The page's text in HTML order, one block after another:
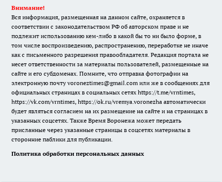
Внимание!
Вся информация, размещенная на данном сайте, охраняется в
соответствии с законодательством РФ об авторском праве и не
подлежит использованию кем-либо в какой бы то ни было форме, в
том числе воспроизведению, распространению, переработке не иначе
как с письменного разрешения правообладателя. Редакция портала не
несет ответственности за материалы пользователей, размещенные на
сайте и его субдоменах. Помните, что отправка фотографии на
электронную почту voroneztimes@gmail.com или же в сообщениях для
официальных страницах в социальных сетях https://t.me/vrntimes,
https://vk.com/vrntimes, https://ok.ru/vremya.voronezha автоматически
будет являться согласием на их размещение на сайте и на страницах в
указанных соцсетях. Также Время Воронежа может передать
присланные через указанные страницы в соцсетях материалы в
сторонние паблики для публикации.
Политика обработки персональных данных